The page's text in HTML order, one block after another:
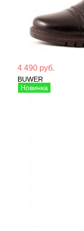
4 490 руб.
BUWER
Ботинки